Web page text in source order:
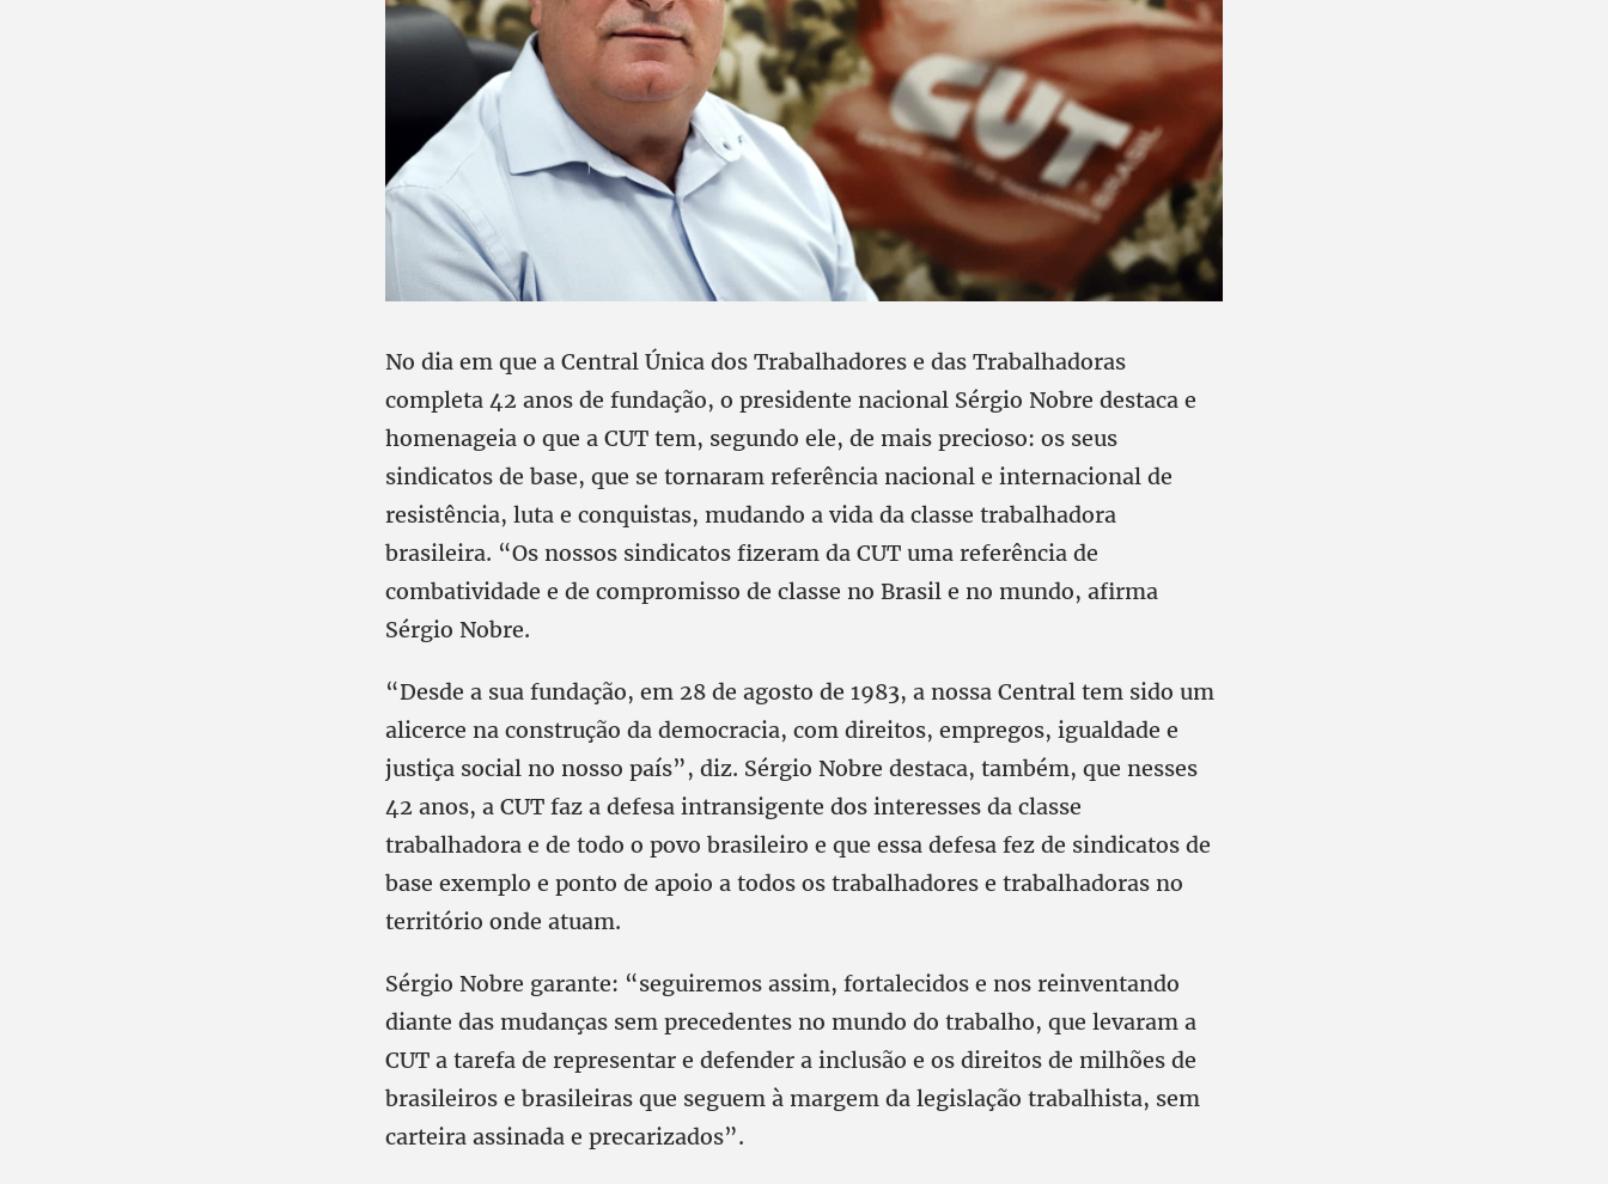
No dia em que a Central Única dos Trabalhadores e das Trabalhadoras
completa 42 anos de fundação, o presidente nacional Sérgio Nobre destaca e
homenageia o que a CUT tem, segundo ele, de mais precioso: os seus
sindicatos de base, que se tornaram referência nacional e internacional de
resistência, luta e conquistas, mudando a vida da classe trabalhadora
brasileira. “Os nossos sindicatos fizeram da CUT uma referência de
combatividade e de compromisso de classe no Brasil e no mundo, afirma
Sérgio Nobre.
“Desde a sua fundação, em 28 de agosto de 1983, a nossa Central tem sido um
alicerce na construção da democracia, com direitos, empregos, igualdade e
justiça social no nosso país”, diz. Sérgio Nobre destaca, também, que nesses
42 anos, a CUT faz a defesa intransigente dos interesses da classe
trabalhadora e de todo o povo brasileiro e que essa defesa fez de sindicatos de
base exemplo e ponto de apoio a todos os trabalhadores e trabalhadoras no
território onde atuam.
Sérgio Nobre garante: “seguiremos assim, fortalecidos e nos reinventando
diante das mudanças sem precedentes no mundo do trabalho, que levaram a
CUT a tarefa de representar e defender a inclusão e os direitos de milhões de
brasileiros e brasileiras que seguem à margem da legislação trabalhista, sem
carteira assinada e precarizados”.